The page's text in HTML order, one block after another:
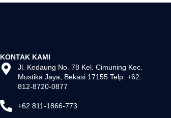
KONTAK KAMI
Jl. Kedaung No. 78 Kel. Cimuning Kec.
Mustika Jaya, Bekasi 17155 Telp: +62
812-8720-0877
+62 811-1866-773